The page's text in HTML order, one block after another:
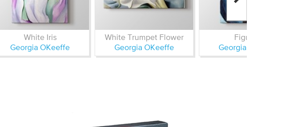
White Iris
Georgia OKeeffe
White Trumpet Flower
Georgia OKeeffe
Figure II
Georgia OKeeffe